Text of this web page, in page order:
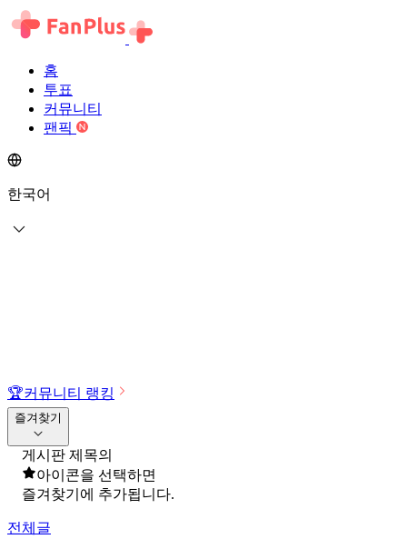
홈
투표
커뮤니티
팬픽
한국어
🏆커뮤니티 랭킹
즐겨찾기
게시판 제목의
아이콘을 선택하면
즐겨찾기에 추가됩니다.
전체글